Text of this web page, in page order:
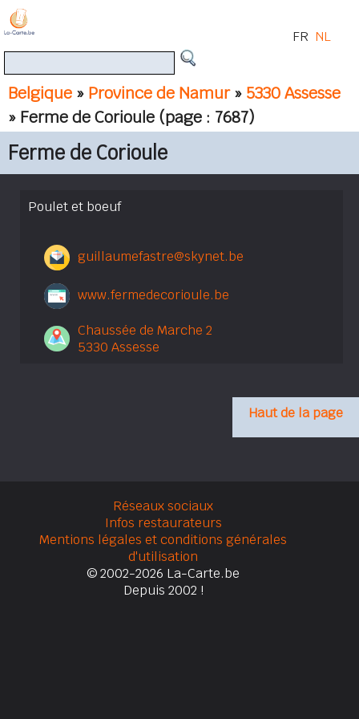
Belgique » Province de Namur» 5330 Assesse
» Ferme de Corioule (page : 7687)
FR NL
Ferme de Corioule
Poulet et boeuf
guillaumefastre@skynet.be
www.fermedecorioule.be
Chaussée de Marche 2
5330 Assesse
Haut de la page
Réseaux sociaux
Infos restaurateurs
Mentions légales et conditions générales
d'utilisation
© 2002-2026 La-Carte.be
Depuis 2002 !